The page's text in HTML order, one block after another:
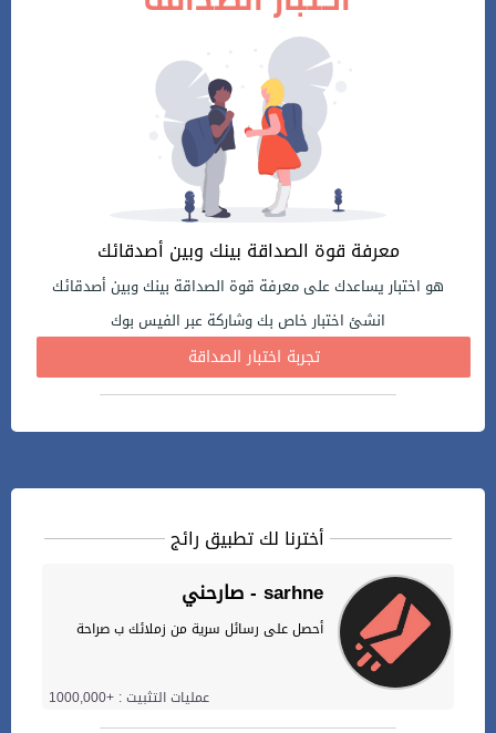
معرفة قوة الصداقة بينك وبين أصدقائك
هو اختبار يساعدك على معرفة قوة الصداقة بينك وبين أصدقائك
انشئ اختبار خاص بك وشاركة عبر الفيس بوك
تجربة اختبار الصداقة
أخترنا لك تطبيق رائج
صارحني - sarhne
أحصل على رسائل سرية من زملائك ب صراحة
عمليات التثبيت : +1000,000